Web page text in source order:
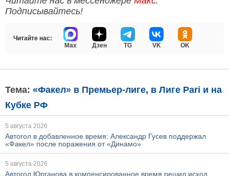
Подписывайтесь!
Читайте нас:
Max
Дзен TG VK OK
Тема: «Факел» в Премьер-лиге, в Лиге Pari и на
Кубке РФ
5 августа 2026
Автогол в добавленное время: Александр Гусев поддержал
«Факел» после поражения от «Динамо»
5 августа 2026
Автогол Юрганова в компенсированное время решил исход